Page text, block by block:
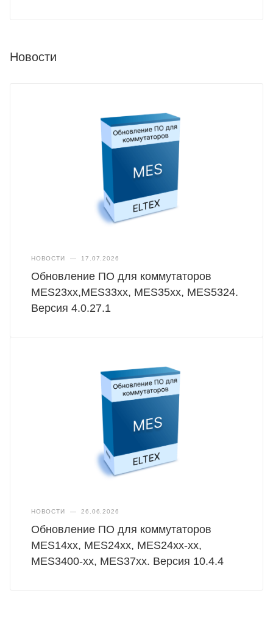
Новости
НОВОСТИ — 17.07.2026
Обновление ПО для коммутаторов
MES23xx,MES33xx, MES35xx, MES5324.
Версия 4.0.27.1
НОВОСТИ — 26.06.2026
Обновление ПО для коммутаторов
MES14xx, MES24xx, MES24xx-xx,
MES3400-xx, MES37хх. Версия 10.4.4